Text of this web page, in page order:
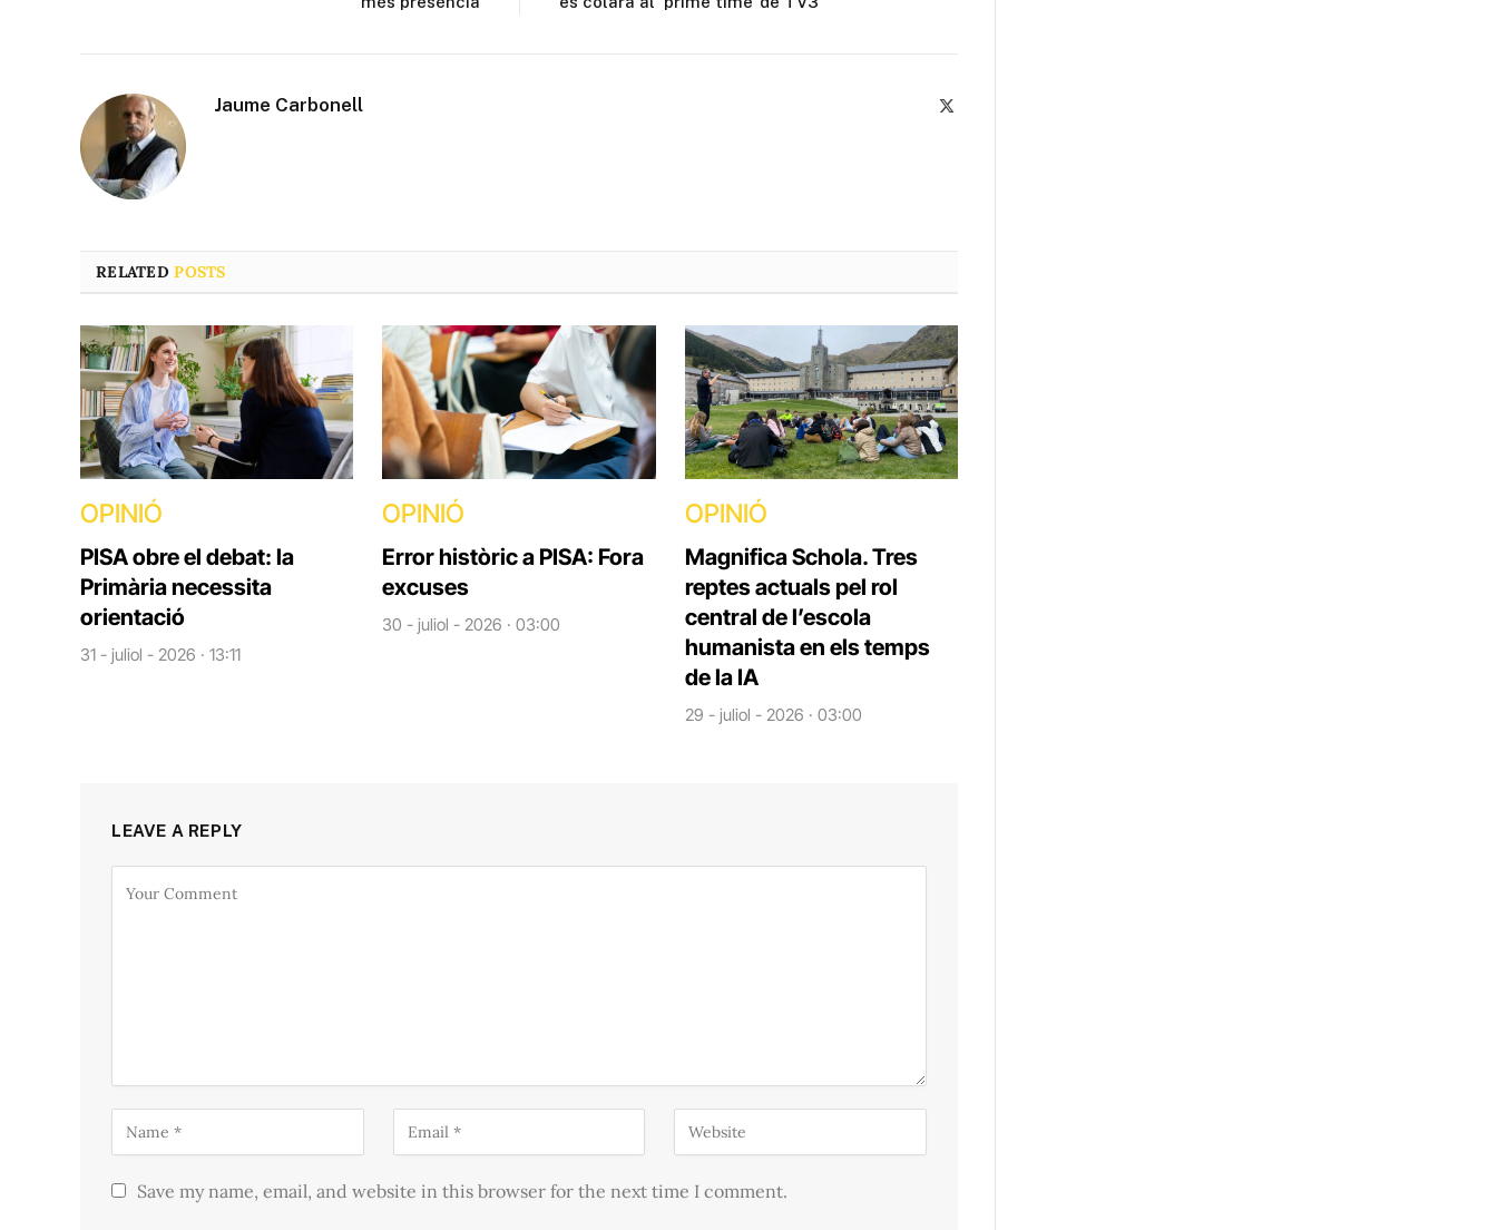
Jaume Carbonell
RELATEDPOSTS
OPINIÓ
PISA obre el debat: la
Primària necessita
orientació
31 - juliol - 2026 · 13:11
OPINIÓ
Error històric a PISA: Fora
excuses
30 - juliol - 2026 · 03:00
OPINIÓ
Magnifica Schola. Tres
reptes actuals pel rol
central de l’escola
humanista en els temps
de la IA
29 - juliol - 2026 · 03:00
LEAVE A REPLY
Save my name, email, and website in this browser for the next time I comment.